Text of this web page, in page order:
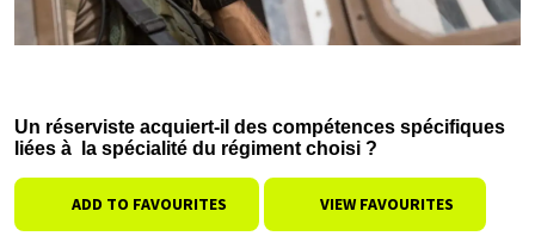
Un réserviste acquiert-il des compétences spécifiques
liées à la spécialité du régiment choisi ?
ADD TO FAVOURITES VIEW FAVOURITES